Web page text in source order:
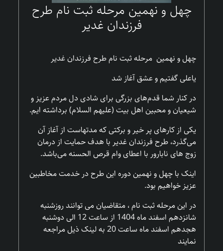
چهل و نهمین مرحله ثبت نام طرح
فرزندان غدیر
چهل و نهمین مرحله ثبت نام طرح فرزندان غدیر
یاعلی گفتیم و عشق آغاز شد
در کنار شما قدم‌های بزرگی برای شادی دل مردم عزیز و
شیعیان و محبین اهل بیت (علیهم السلام) برداشته ایم.
یکی از کارهای پر خیر و برکتی که مدتهاست از آغاز آن
می‌گذرد، طرح فرزندان غدیر با هدف حمایت از درمان
زوج های نابارور با اعطای وام قرص الحسنه می‌باشد.
اینک با چهل و نهمین دوره این طرح در خدمت مخاطبین
عزیز خواهیم بود.
در این مرحله ثبت نام ، متقاضیان می توانند روزشنبه
شانزدهم اسفند ماه 1404 از ساعت 12 الی دوشنبه
هجدهم اسفند ماه ساعت 20 به لینک ذیل مراجعه
نمایند